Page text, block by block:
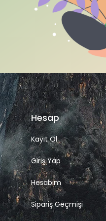
Hesap
Kayıt Ol
Giriş Yap
Hesabım
Sipariş Geçmişi